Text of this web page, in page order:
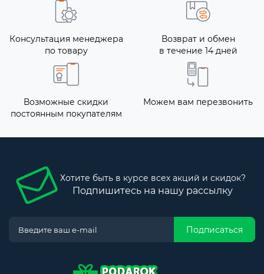
Консультация менеджера
по товару
Возврат и обмен
в течение 14 дней
Возможные скидки
постоянным покупателям
Можем вам перезвонить
Хотите быть в курсе всех акций и скидок?
Подпишитесь на нашу рассылку
Подписаться